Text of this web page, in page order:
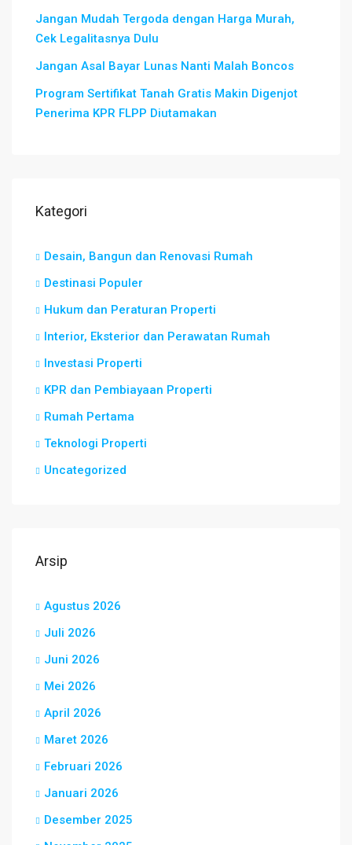
Jangan Mudah Tergoda dengan Harga Murah,
Cek Legalitasnya Dulu
Jangan Asal Bayar Lunas Nanti Malah Boncos
Program Sertifikat Tanah Gratis Makin Digenjot
Penerima KPR FLPP Diutamakan
Kategori
Desain, Bangun dan Renovasi Rumah
Destinasi Populer
Hukum dan Peraturan Properti
Interior, Eksterior dan Perawatan Rumah
Investasi Properti
KPR dan Pembiayaan Properti
Rumah Pertama
Teknologi Properti
Uncategorized
Arsip
Agustus 2026
Juli 2026
Juni 2026
Mei 2026
April 2026
Maret 2026
Februari 2026
Januari 2026
Desember 2025